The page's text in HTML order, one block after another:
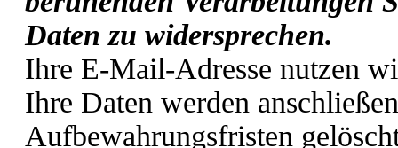
Daten zu widersprechen.
Ihre E-Mail-Adresse nutzen
Ihre Daten werden
Aufbewahrungsfristen